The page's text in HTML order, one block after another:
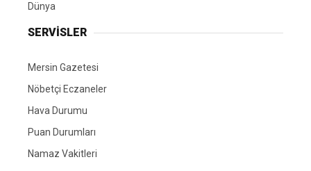
Dünya
SERVİSLER
Mersin Gazetesi
Nöbetçi Eczaneler
Hava Durumu
Puan Durumları
Namaz Vakitleri